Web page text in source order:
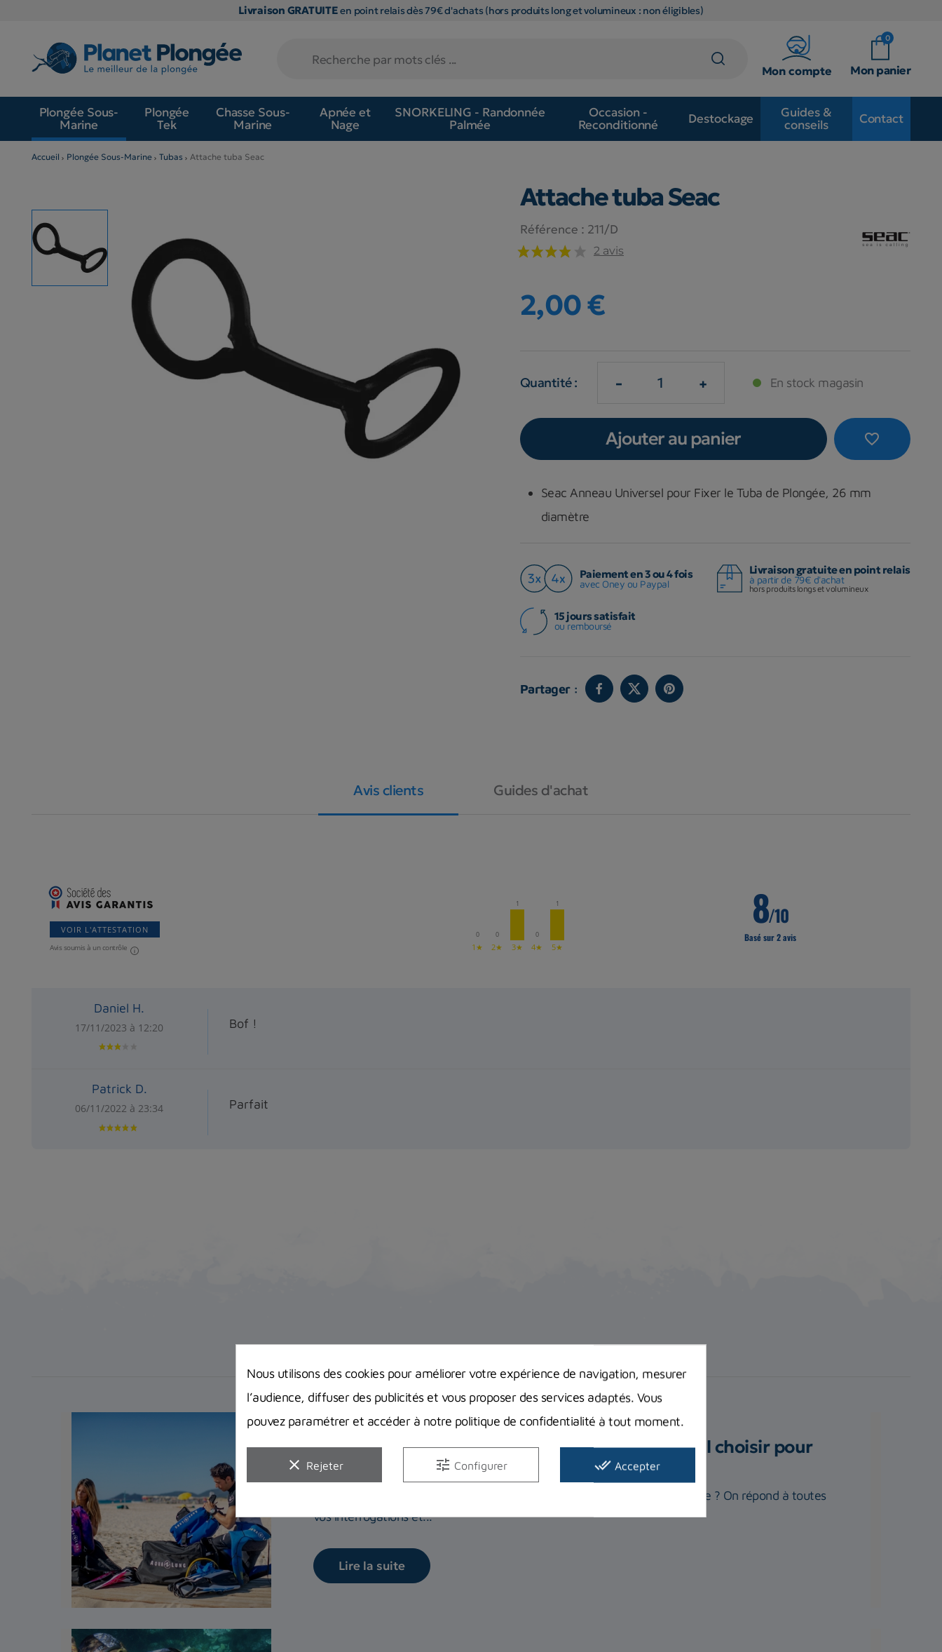
Livraison GRATUITEen point relais dès 79€ d'achats (hors produits long et volumineux : non éligibles)
Mon compte
0
Mon panier
Plongée Sous-
Marine
Plongée
Tek
Chasse Sous-
Marine
Apnée et
Nage
SNORKELING - Randonnée
Palmée
Occasion -
Reconditionné
Destockage
Guides &
conseils
Contact
Accueil Plongée Sous-Marine Tubas Attache tuba Seac
Attache tuba Seac
Référence : 211/D
2 avis
2,00 €
Quantité : - + En stock magasin
favorite_border
Ajouter au panier
Seac Anneau Universel pour Fixer le Tuba de Plongée, 26 mm
diamètre
Paiement en 3 ou 4 fois
avec Oney ou Paypal
Livraison gratuite en point relais
à partir de 79€ d'achat
hors produits longs et volumineux
15 jours satisfait
ou remboursé
Partager :
Avis clients Guides d'achat
VOIR L'ATTESTATION
Avis soumis à un contrôle
0
1★
0
2★
1
3★
0
4★
1
5★
8/10
Basé sur 2 avis
Daniel H.
17/11/2023 à 12:20 Bof !
Patrick D.
06/11/2022 à 23:34 Parfait
Equipement complet de plongée : Quel matériel choisir pour
bien débuter ?
Vous pensez à investir dans votre premier équipement complet de plongée ? On répond à toutes
vos interrogations et...
Lire la suite
Nous utilisons des cookies pour améliorer votre expérience de navigation, mesurer
l’audience, diffuser des publicités et vous proposer des services adaptés. Vous
pouvez paramétrer et accéder à notre politique de confidentialité à tout moment.
clear Rejeter tune Configurer done_all Accepter